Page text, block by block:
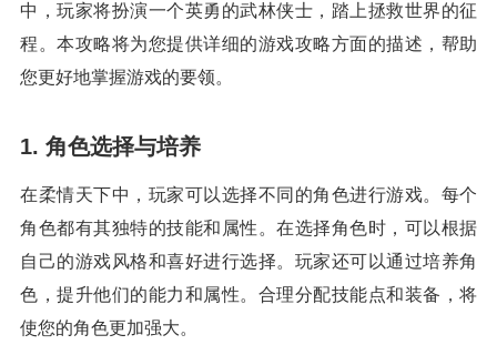
中，玩家将扮演一个英勇的武林侠士，踏上拯救世界的征
程。本攻略将为您提供详细的游戏攻略方面的描述，帮助
您更好地掌握游戏的要领。
1. 角色选择与培养
在柔情天下中，玩家可以选择不同的角色进行游戏。每个
角色都有其独特的技能和属性。在选择角色时，可以根据
自己的游戏风格和喜好进行选择。玩家还可以通过培养角
色，提升他们的能力和属性。合理分配技能点和装备，将
使您的角色更加强大。